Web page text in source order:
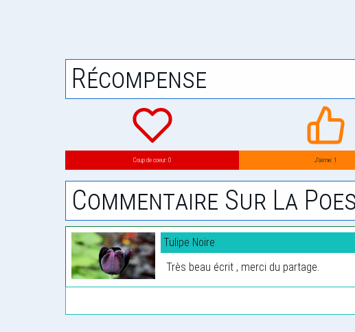
Récompense
Coup de coeur: 0 J’aime: 1
Commentaire Sur La
Tulipe Noire
Très beau écrit , merci du partage.